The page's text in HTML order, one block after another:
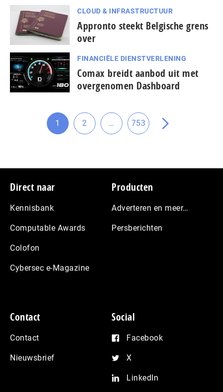
CLOUD & INFRASTRUCTUUR
Appronto steekt Belgische grens
over
FINANCIËLE DIENSTVERLENING
Comax breidt aanbod uit met
overgenomen Dashboard
Ga
1
Ga
2
Tussenliggende
pagina's
…
Ga
753
Ga
Footer
Direct naar
Kennisbank
Computable Awards
Colofon
Cybersec e-Magazine
Producten
Adverteren en meer…
Persberichten
Contact
Contact
Nieuwsbrief
Social
Facebook
X
LinkedIn